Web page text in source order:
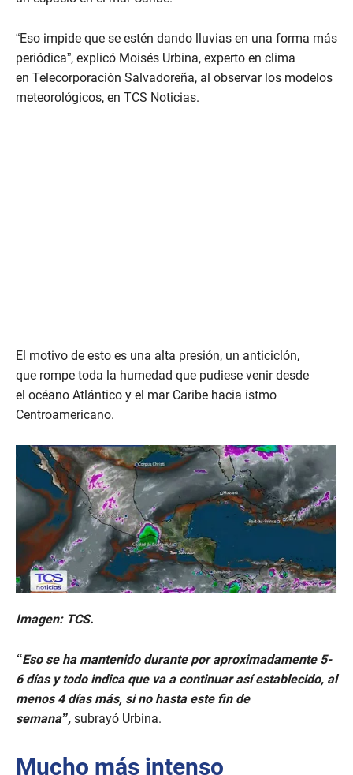
“Eso impide que se estén dando lluvias en una forma más
periódica”, explicó Moisés Urbina, experto en clima
en Telecorporación Salvadoreña, al observar los modelos
meteorológicos, en TCS Noticias.
El motivo de esto es una alta presión, un anticiclón,
que rompe toda la humedad que pudiese venir desde
el océano Atlántico y el mar Caribe hacia istmo
Centroamericano.
Imagen: TCS.
“Eso se ha mantenido durante por aproximadamente 5-
6 días y todo indica que va a continuar así establecido, al
menos 4 días más, si no hasta este fin de
semana”, subrayó Urbina.
Mucho más intenso